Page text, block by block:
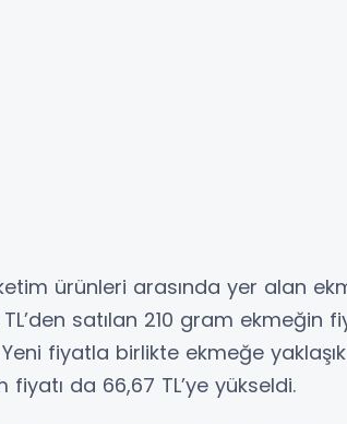
ürünleri arasında yer alan
satılan 210 gram ekmeğin
fiyatla birlikte ekmeğe
da 66,67 TL’ye yükseldi.